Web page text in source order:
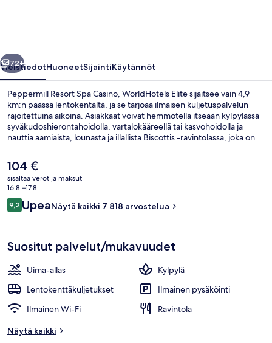
Seuraava
72+
YleistiedotHuoneetSijaintiKäytännöt
Peppermill Resort Spa Casino, WorldHotels Elite sijaitsee vain 4,9
km:n päässä lentokentältä, ja se tarjoaa ilmaisen kuljetuspalvelun
rajoitettuina aikoina. Asiakkaat voivat hemmotella itseään kylpylässä
syväkudoshierontahoidolla, vartalokääreellä tai kasvohoidolla ja
nauttia aamiaista, lounasta ja illallista Biscottis -ravintolassa, joka on
hotellin mukavuuksiin kuuluvat 2 ulkouima-allasta, kasino ja
allasbaari. Kätevä pysäköintimahdollisuus ja uima-allas ovat myös
asioita, joita matkailijat arvostavat.
Nykyinen
hinta
on
104 €
104 €
sisältää verot ja maksut
16.8.–17.8.
Arvostelut
9,29,2 kautta 10.
UpeaNäytä kaikki 7 818 arvostelua
Suositut palvelut/mukavuudet
Uima-allas
Kylpylä
Lentokenttäkuljetukset
Ilmainen pysäköinti
Ilmainen Wi-Fi
Ravintola
Näytä kaikki